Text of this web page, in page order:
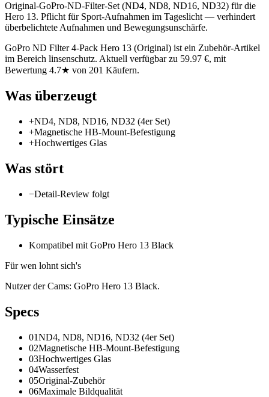
Original-GoPro-ND-Filter-Set (ND4, ND8, ND16, ND32) für die
Hero 13. Pflicht für Sport-Aufnahmen im Tageslicht — verhindert
überbelichtete Aufnahmen und Bewegungsunschärfe.
GoPro ND Filter 4-Pack Hero 13 (Original) ist ein Zubehör-Artikel
im Bereich linsenschutz. Aktuell verfügbar zu 59.97 €, mit
Bewertung 4.7★ von 201 Käufern.
Was überzeugt
+ND4, ND8, ND16, ND32 (4er Set)
+Magnetische HB-Mount-Befestigung
+Hochwertiges Glas
Was stört
−Detail-Review folgt
Typische Einsätze
Kompatibel mit GoPro Hero 13 Black
Für wen lohnt sich's
Nutzer der Cams: GoPro Hero 13 Black.
Specs
01ND4, ND8, ND16, ND32 (4er Set)
02Magnetische HB-Mount-Befestigung
03Hochwertiges Glas
04Wasserfest
05Original-Zubehör
06Maximale Bildqualität